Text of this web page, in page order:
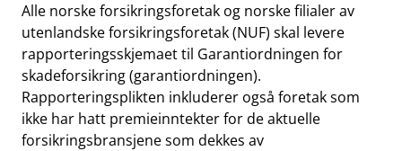
Alle norske forsikringsforetak og norske filialer av
utenlandske forsikringsforetak (NUF) skal levere
rapporteringsskjemaet til Garantiordningen for
skadeforsikring (garantiordningen).
Rapporteringsplikten inkluderer også foretak som
ikke har hatt premieinntekter for de aktuelle
forsikringsbransjene som dekkes av